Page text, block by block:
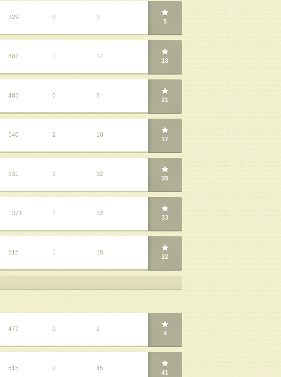
329 0 3
5
507 1 14
18
485 0 9
21
540 2 10
17
531 2 32
35
1371 2 32
33
515 1 15
22
477 0 2
4
515 0 45
41